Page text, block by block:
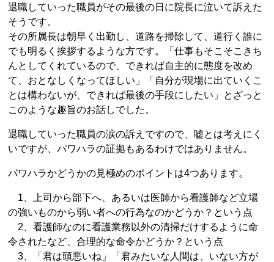
退職していった職員がその最後の日に院長に泣いて訴えた
そうです。
その所属長は朝早く出勤し、道路を掃除して、道行く誰に
でも明るく挨拶するような方です。「仕事もそこそこきち
んとしてくれているので、できれば自主的に態度を改め
て、おとなしくなってほしい」「自分が現場に出ていくこ
とは構わないが、できれば最後の手段にしたい」とざっと
このような趣旨のお話しでした。
退職していった職員の涙の訴えですので、嘘とは考えにく
いですが、パワハラの証拠もあるわけではありません。
パワハラかどうかの見極めのポイントは4つあります。
1、上司から部下へ、あるいは医師から看護師など立場
の強いものから弱い者への行為なのかどうか？という点
2、看護師なのに看護業務以外の清掃だけするように命
令されたなど、合理的な命令かどうか？という点
3、「君は頭悪いね」「君みたいな人間は、いない方が